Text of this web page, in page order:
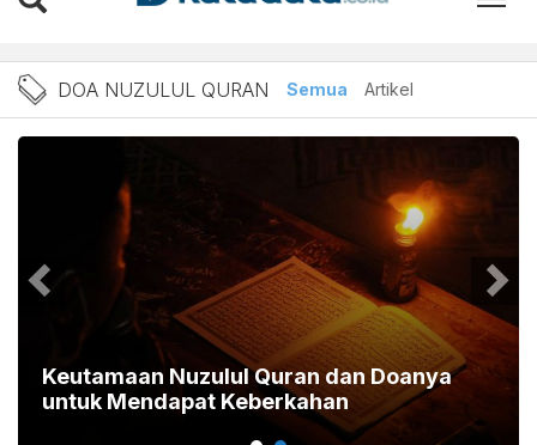
Berita Doa Nuzulul
DOA NUZULUL QURAN Semua Artikel
Keutamaan Nuzulul Quran dan Doanya
untuk Mendapat Keberkahan